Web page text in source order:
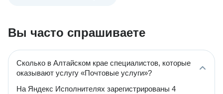
Вы часто спрашиваете
Сколько в Алтайском крае специалистов, которые
оказывают услугу «Почтовые услуги»?
На Яндекс Исполнителях зарегистрированы 4